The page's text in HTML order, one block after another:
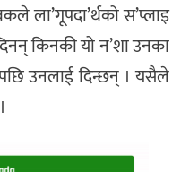
ला’गूपदा’र्थको स’प्लाइ
किनकी यो न’शा उनका
उनलाई दिन्छन् । यसैले